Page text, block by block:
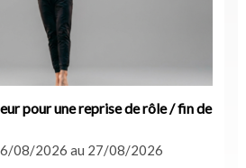
pour une reprise de rôle / fin de
08/2026 au 27/08/2026